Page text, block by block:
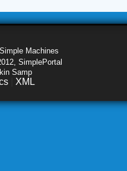
Simple Machines
SimplePortal
Samp
XML